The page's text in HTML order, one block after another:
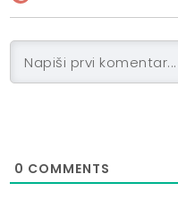
0 COMMENTS